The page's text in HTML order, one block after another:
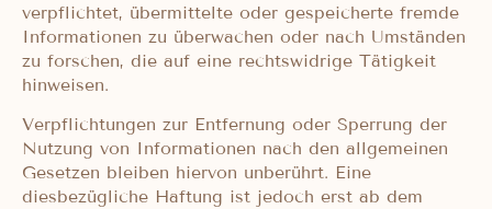
verpflichtet, übermittelte oder gespeicherte fremde
Informationen zu überwachen oder nach Umständen
zu forschen, die auf eine rechtswidrige Tätigkeit
hinweisen.
Verpflichtungen zur Entfernung oder Sperrung der
Nutzung von Informationen nach den allgemeinen
Gesetzen bleiben hiervon unberührt. Eine
diesbezügliche Haftung ist jedoch erst ab dem